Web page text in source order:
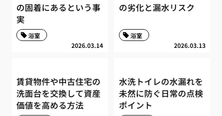
の固着にあるという事
実
2026.03.14
浴室
の劣化と漏水リスク
2026.03.13
浴室
賃貸物件や中古住宅の
洗面台を交換して資産
価値を高める方法
水洗トイレの水漏れを
未然に防ぐ日常の点検
ポイント